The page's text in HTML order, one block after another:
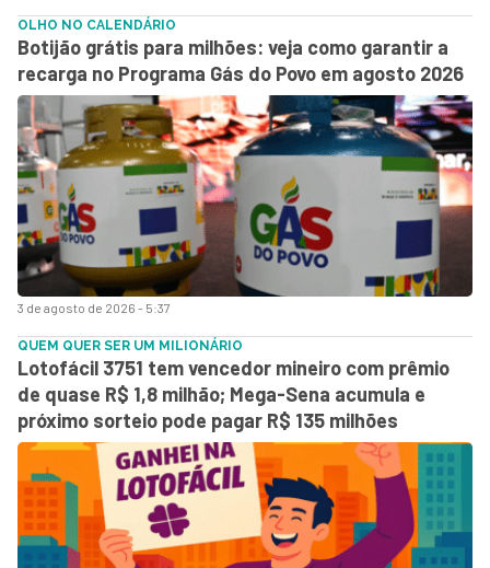
3 de agosto de 2026 - 5:37
OLHO NO CALENDÁRIO
Botijão grátis para milhões: veja como garantir a
recarga no Programa Gás do Povo em agosto 2026
QUEM QUER SER UM MILIONÁRIO
Lotofácil 3751 tem vencedor mineiro com prêmio
de quase R$ 1,8 milhão; Mega-Sena acumula e
próximo sorteio pode pagar R$ 135 milhões